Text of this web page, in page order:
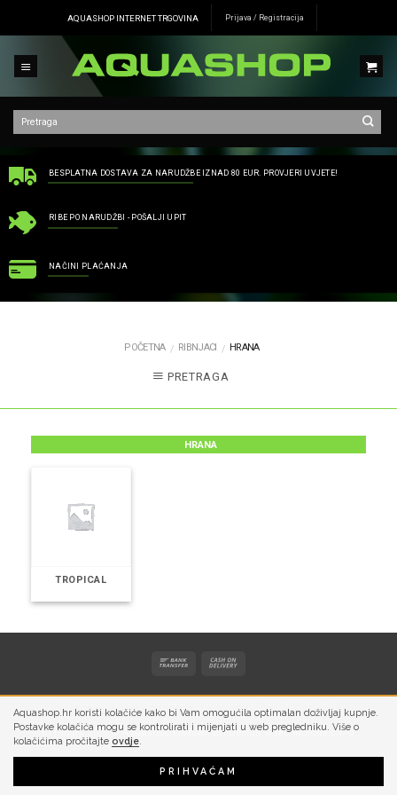
Aquashop.hr koristi kolačiće kako bi Vam omogućila optimalan doživljaj kupnje.
Postavke kolačića mogu se kontrolirati i mijenjati u web pregledniku. Više o
kolačićima pročitajte ovdje
PRIHVAĆAM
AQUASHOP INTERNET TRGOVINA Prijava / Registracija
BESPLATNA DOSTAVA ZA NARUDŽBE IZNAD 80 EUR. PROVJERI UVJETE!
RIBE PO NARUDŽBI - POŠALJI UPIT
NAČINI PLAĆANJA
POČETNA / RIBNJACI / HRANA
PRETRAGA
HRANA
TROPICAL
Copyright 2026 ©Aquashop | Aquarium Design & Technology d.o.o.